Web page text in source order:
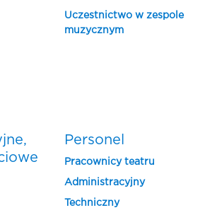
Uczestnictwo w zespole
muzycznym
Personel
Pracownicy teatru
Administracyjny
Techniczny